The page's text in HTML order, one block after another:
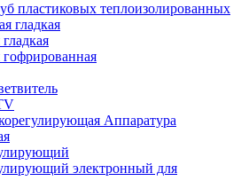
пластиковых теплоизолированных
гладкая
гофрированная
Аппаратура
электронный для